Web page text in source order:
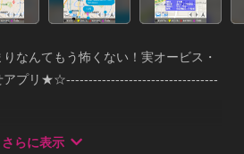
なんてもう怖くない！実オービス・
アプリ★☆----------------------------------
→240円
さらに表示